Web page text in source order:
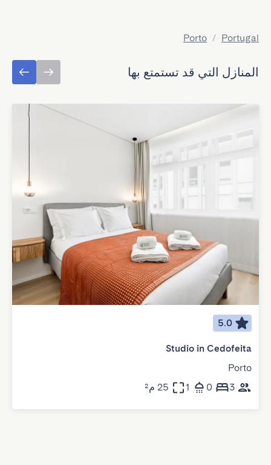
Portugal
/
Porto
المنازل التي قد تستمتع بها
5.0
Studio in Cedofeita
Porto
3
0
1 25 م²